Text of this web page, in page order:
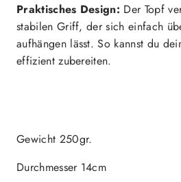
Praktisches Design: Der Topf
stabilen Griff, der sich einfach
aufhängen lässt. So kannst du
effizient zubereiten.
Gewicht 250gr.
Durchmesser 14cm